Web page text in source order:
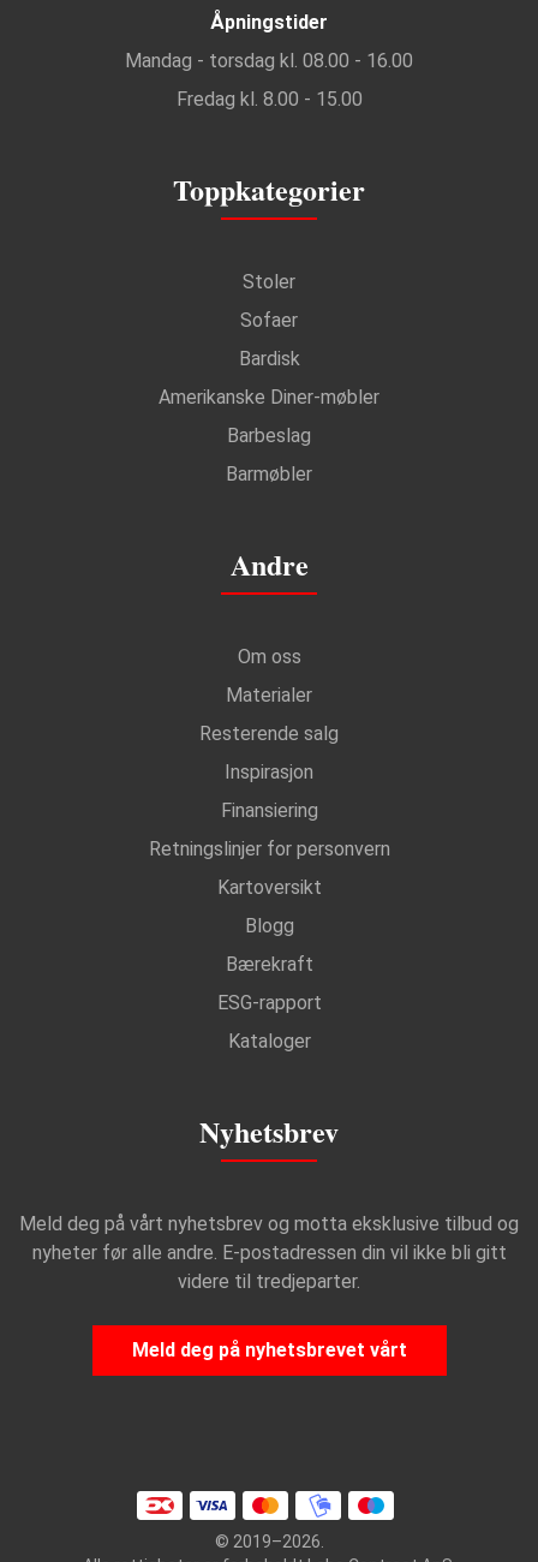
Åpningstider
Mandag - torsdag kl. 08.00 - 16.00
Fredag kl. 8.00 - 15.00
Toppkategorier
Stoler
Sofaer
Bardisk
Amerikanske Diner-møbler
Barbeslag
Barmøbler
Andre
Om oss
Materialer
Resterende salg
Inspirasjon
Finansiering
Retningslinjer for personvern
Kartoversikt
Blogg
Bærekraft
ESG-rapport
Kataloger
Nyhetsbrev
Meld deg på vårt nyhetsbrev og motta eksklusive tilbud og
nyheter før alle andre. E-postadressen din vil ikke bli gitt
videre til tredjeparter.
Meld deg på nyhetsbrevet vårt
© 2019–2026.